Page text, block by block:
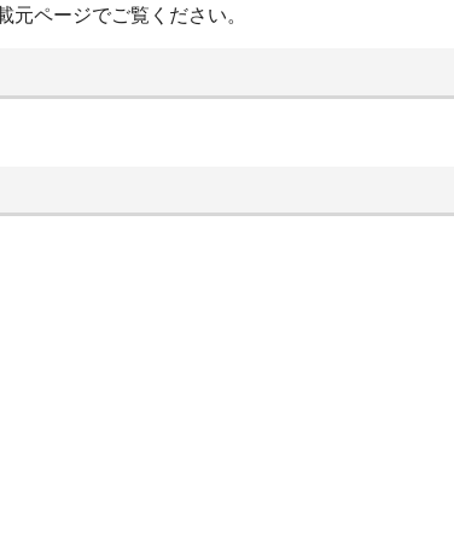
ページでご覧ください。